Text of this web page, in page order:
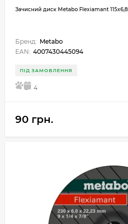
Зачисний диск Metabo Flexiamant
Бренд: Metabo
EAN: 4007430445094
ПІД ЗАМОВЛЕННЯ
5 4
90 грн.